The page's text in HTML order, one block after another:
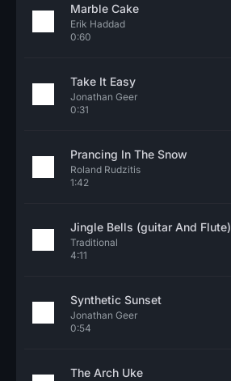
Marble Cake
Erik Haddad
0:60
Take It Easy
Jonathan Geer
0:31
Prancing In The Snow
Roland Rudzitis
1:42
Jingle Bells (guitar And Flute)
Traditional
4:11
Synthetic Sunset
Jonathan Geer
0:54
The Arch Uke